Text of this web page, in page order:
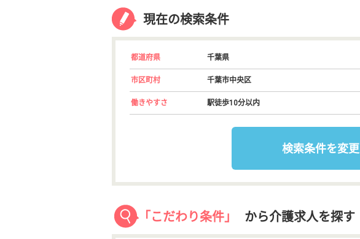
現在の検索条件
都道府県 千葉県
市区町村 千葉市中央区
働きやすさ 駅徒歩10分以内
検索条件を変更
「こだわり条件」 から介護求人を探す